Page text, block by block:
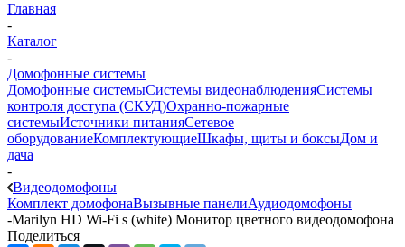
Главная
-
Каталог
-
Домофонные системы
Домофонные системыСистемы видеонаблюденияСистемы
контроля доступа (СКУД)Охранно-пожарные
системыИсточники питанияСетевое
оборудованиеКомплектующиеШкафы, щиты и боксыДом и
дача
-
Видеодомофоны
Комплект домофонаВызывные панелиАудиодомофоны
-Marilyn HD Wi-Fi s (white) Монитор цветного видеодомофона
Поделиться